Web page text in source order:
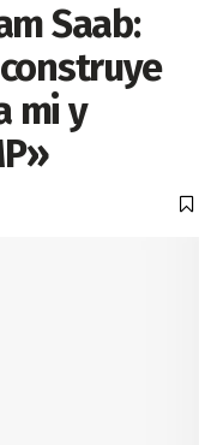
Saab:
mi y